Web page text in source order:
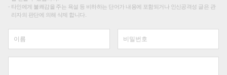
타인에게 불쾌감을 주는 욕설 등 비하하는 단어가 내용에 포함되거나 인신공격성 글은 관
리자의 판단에 의해 삭제 합니다.